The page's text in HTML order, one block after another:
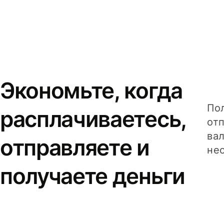
Экономьте, когда
расплачиваетесь,
отправляете и
получаете деньги